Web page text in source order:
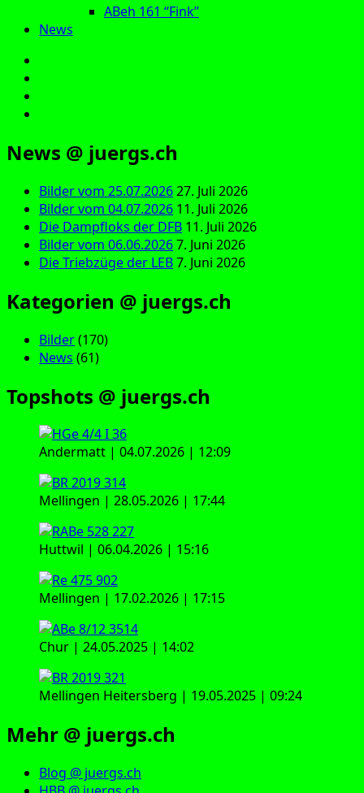
ABeh 161 “Fink”
News
News @ juergs.ch
Bilder vom 25.07.202627. Juli 2026
Bilder vom 04.07.2026 11. Juli 2026
Die Dampfloks der DFB 11. Juli 2026
Bilder vom 06.06.20267. Juni 2026
Die Triebzüge der LEB7. Juni 2026
Kategorien @ juergs.ch
Bilder(170)
News (61)
Topshots @ juergs.ch
Andermatt | 04.07.2026 | 12:09
Mellingen | 28.05.2026 | 17:44
Huttwil | 06.04.2026 | 15:16
Mellingen | 17.02.2026 | 17:15
Chur | 24.05.2025 | 14:02
Mellingen Heitersberg | 19.05.2025 | 09:24
Mehr @ juergs.ch
Blog @ juergs.ch